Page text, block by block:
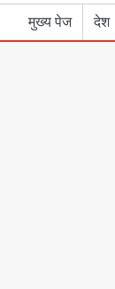
मुख्य पेज देश